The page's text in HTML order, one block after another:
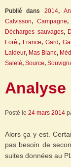
Publié dans 2014,
Calvisson,Campagne
Décharges sauvages,
Forêt, France, Gard,
Laideur, Mas Blanc,
Saleté,Source,
Posté le24 mars 2014
Alors ça y est.
pas besoin de
suites données au